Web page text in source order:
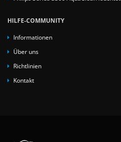
HILFE-COMMUNITY
Informationen
Über uns
Richtlinien
Kontakt